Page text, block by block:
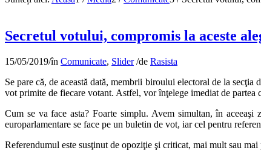
Secretul votului, compromis la aceste
15/05/2019/în Comunicate, Slider /de Rasista
Se pare că, de această dată, membrii biroului electoral de la
vot primite de fiecare votant. Astfel, vor înţelege imediat de
Cum se va face asta? Foarte simplu. Avem simultan, în
europarlamentare se face pe un buletin de vot, iar cel pentru
Referendumul este susţinut de opoziţie şi criticat, mai mult sau